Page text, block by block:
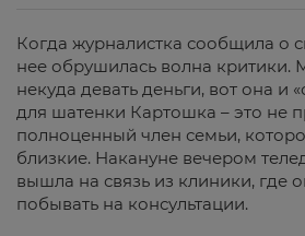
Когда журналистка сообщила о
нее обрушилась волна критики.
некуда девать деньги, вот она и
для шатенки Картошка – это не
полноценный член семьи,
близкие. Накануне вечером
вышла на связь из клиники, где
побывать на консультации.